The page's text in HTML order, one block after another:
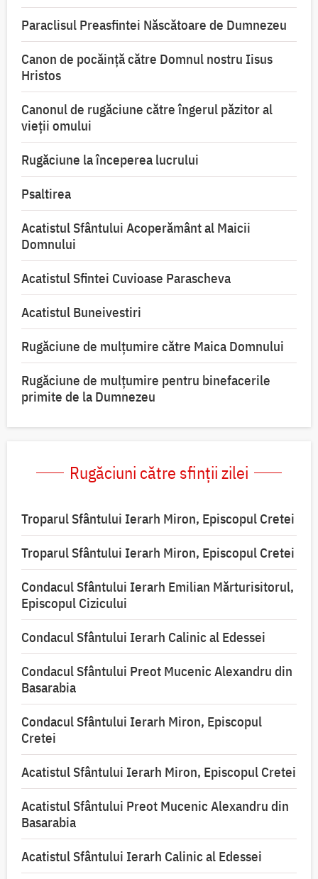
Paraclisul Preasfintei Născătoare de Dumnezeu
Canon de pocăință către Domnul nostru Iisus
Hristos
Canonul de rugăciune către îngerul păzitor al
vieții omului
Rugăciune la începerea lucrului
Psaltirea
Acatistul Sfântului Acoperământ al Maicii
Domnului
Acatistul Sfintei Cuvioase Parascheva
Acatistul Buneivestiri
Rugăciune de mulţumire către Maica Domnului
Rugăciune de mulțumire pentru binefacerile
primite de la Dumnezeu
Rugăciuni către sfinții zilei
Troparul Sfântului Ierarh Miron, Episcopul Cretei
Troparul Sfântului Ierarh Miron, Episcopul Cretei
Condacul Sfântului Ierarh Emilian Mărturisitorul,
Episcopul Cizicului
Condacul Sfântului Ierarh Calinic al Edessei
Condacul Sfântului Preot Mucenic Alexandru din
Basarabia
Condacul Sfântului Ierarh Miron, Episcopul
Cretei
Acatistul Sfântului Ierarh Miron, Episcopul Cretei
Acatistul Sfântului Preot Mucenic Alexandru din
Basarabia
Acatistul Sfântului Ierarh Calinic al Edessei